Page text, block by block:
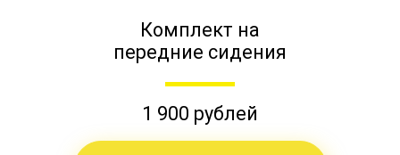
Комплект на
передние сидения
1 900 рублей